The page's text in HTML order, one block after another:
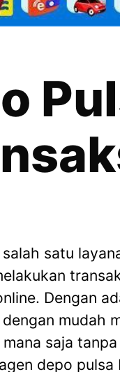
satu
Dengan
mudah
saja
depo pulsa